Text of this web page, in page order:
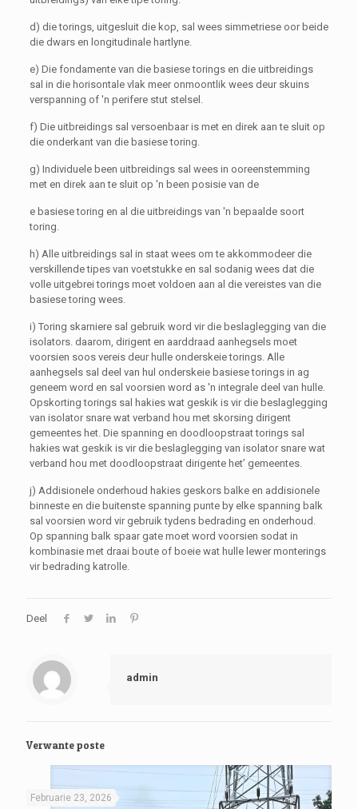
d) die torings, uitgesluit die kop, sal wees simmetriese oor beide
die dwars en longitudinale hartlyne.
e) Die fondamente van die basiese torings en die uitbreidings
sal in die horisontale vlak meer onmoontlik wees deur skuins
verspanning of 'n perifere stut stelsel.
f) Die uitbreidings sal versoenbaar is met en direk aan te sluit op
die onderkant van die basiese toring.
g) Individuele been uitbreidings sal wees in ooreenstemming
met en direk aan te sluit op 'n been posisie van de
e basiese toring en al die uitbreidings van 'n bepaalde soort
toring.
h) Alle uitbreidings sal in staat wees om te akkommodeer die
verskillende tipes van voetstukke en sal sodanig wees dat die
volle uitgebrei torings moet voldoen aan al die vereistes van die
basiese toring wees.
i) Toring skarniere sal gebruik word vir die beslaglegging van die
isolators. daarom, dirigent en aarddraad aanhegsels moet
voorsien soos vereis deur hulle onderskeie torings. Alle
aanhegsels sal deel van hul onderskeie basiese torings in ag
geneem word en sal voorsien word as 'n integrale deel van hulle.
Opskorting torings sal hakies wat geskik is vir die beslaglegging
van isolator snare wat verband hou met skorsing dirigent
gemeentes het. Die spanning en doodloopstraat torings sal
hakies wat geskik is vir die beslaglegging van isolator snare wat
verband hou met doodloopstraat dirigente het’ gemeentes.
j) Addisionele onderhoud hakies geskors balke en addisionele
binneste en die buitenste spanning punte by elke spanning balk
sal voorsien word vir gebruik tydens bedrading en onderhoud.
Op spanning balk spaar gate moet word voorsien sodat in
kombinasie met draai boute of boeie wat hulle lewer monterings
vir bedrading katrolle.
Deel
admin
Verwante poste
Februarie 23, 2026